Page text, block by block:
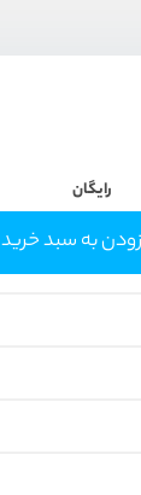
رایگان
به سبد خرید